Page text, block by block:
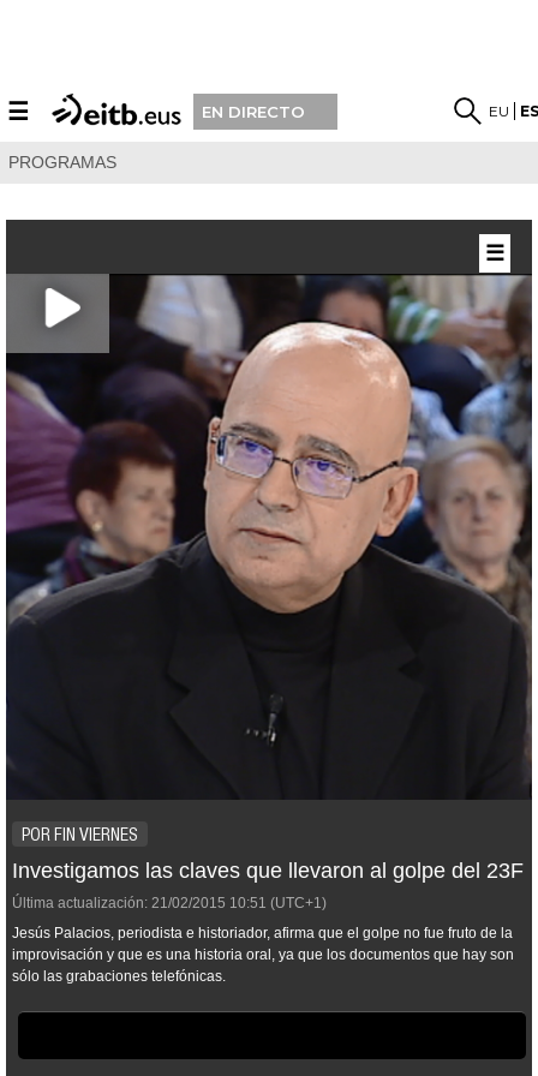
☰ EN DIRECTO EU
PROGRAMAS
POR FIN VIERNES
Investigamos las claves que llevaron al golpe del 23F
Última actualización: 21/02/2015 10:51 (UTC+1)
Jesús Palacios, periodista e historiador, afirma que el golpe no fue fruto de la
improvisación y que es una historia oral, ya que los documentos que hay son
sólo las grabaciones telefónicas.
☰